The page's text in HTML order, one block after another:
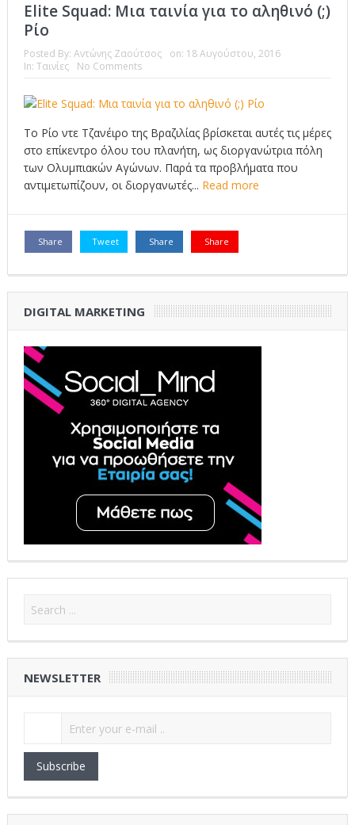
Σπιρτόκουτο: η απόλυτη αντισυμβατική καλοκαιρινή ταινία
Το Top 5 της εβδομάδας #517
Το νουάρ στον ελληνικό κινηματογράφο
Η Φροντίδα Έχει Πολλές Μορφές: Κι Όλες Σε Αφορούν
Τρία Βήματα Μπροστά για Σένα και την Επιχείρησή σου
Όψεις και Απόψεις
Αξίζει άραγε?
Elite Squad: Μια ταινία για το αληθινό (;)
Ρίο
Posted By: Αντώνης Ζαούτσος on: 18 Αυγούστου, 2016
In: Ταινίες No Comments
Το Ρίο ντε Τζανέιρο της Βραζιλίας βρίσκεται αυτές τις μέρες
στο επίκεντρο όλου του πλανήτη, ως διοργανώτρια πόλη
των Ολυμπιακών Αγώνων. Παρά τα προβλήματα που
αντιμετωπίζουν, οι διοργανωτές... Read more
Share Tweet Share Share
DIGITAL MARKETING
NEWSLETTER
Subscribe